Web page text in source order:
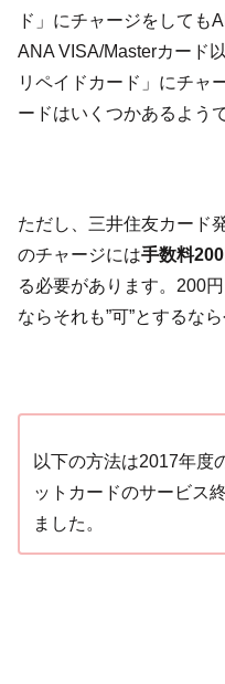
ド」にチャージをしても
ANA VISA/Masterカード
リペイドカード」にチャ
ードはいくつかあるよう
ただし、三井住友カード
のチャージには手数料200
る必要があります。200
ならそれも”可”とするな
以下の方法は2017年度
ットカードのサービス
ました。